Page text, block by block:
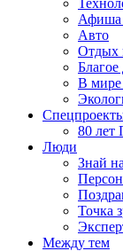
Афиша
Авто
Отдых
Благое
В
80
Люди
Знай
Точка
Между тем